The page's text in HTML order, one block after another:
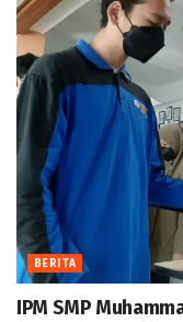
BERITA
IPM SMP